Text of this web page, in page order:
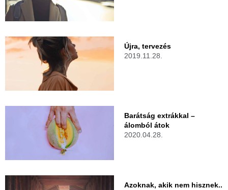
Újra, tervezés
2019.11.28.
Barátság extrákkal –
álomból átok
2020.04.28.
Azoknak, akik nem hisznek..